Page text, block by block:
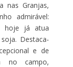
nas Granjas,
admirável:
hoje já atua
Destaca-
e de
no campo,